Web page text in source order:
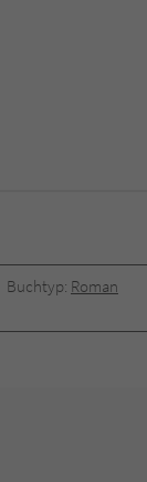
Buchtyp: Roman